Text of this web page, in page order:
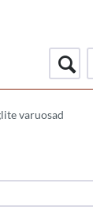
varuosad